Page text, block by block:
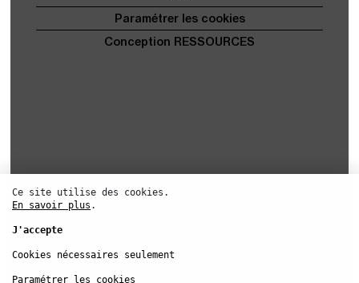
Ce site utilise des cookies.
En savoir plus .
J'accepte
Cookies nécessaires seulement
Paramétrer les cookies